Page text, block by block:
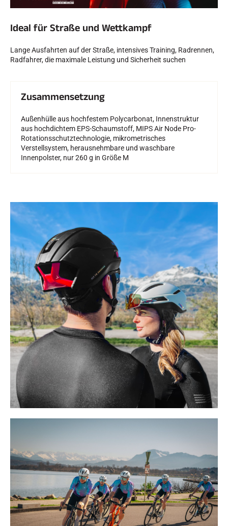
Ideal für Straße und Wettkampf
Lange Ausfahrten auf der Straße, intensives Training, Radrennen,
Radfahrer, die maximale Leistung und Sicherheit suchen
Zusammensetzung
Außenhülle aus hochfestem Polycarbonat, Innenstruktur
aus hochdichtem EPS-Schaumstoff, MIPS Air Node Pro-
Rotationsschutztechnologie, mikrometrisches
Verstellsystem, herausnehmbare und waschbare
Innenpolster, nur 260 g in Größe M